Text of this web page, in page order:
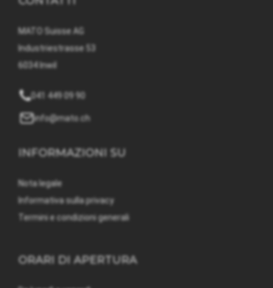
MATO Suisse AG
Industriestrasse 53
6034 Inwil
041 449 09 90
info@mato.ch
INFORMAZIONI SU
Nota legale
Informativa sulla privacy
Termini e condizioni generali
ORARI DI APERTURA